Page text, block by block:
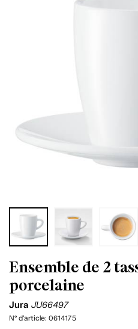
Ensemble de 2
porcelaine
Jura JU66497
N° d'article: 0614175